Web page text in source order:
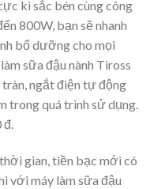
kì sắc bén cùng công
800W, bạn sẽ nhanh
bổ dưỡng cho mọi
sữa đậu nành Tiross
ngắt điện tự động
trong quá trình sử dụng.
đ.
gian, tiền bạc mới có
với máy làm sữa đậu